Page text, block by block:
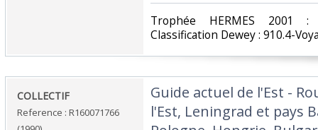
‎Trophée HERMES 2001
Classification Dewey : 910.4-
‎COLLECTIF‎
Reference : R160071766
‎Guide actuel de l'Est -
l'Est, Leningrad et pays